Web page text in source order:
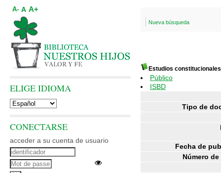
Nueva búsqueda
Estudios constitucionales
Público
ISBD
Tipo de
Fecha de
Número
A- A A+
ELIGE IDIOMA
CONECTARSE
acceder a su cuenta de usuario